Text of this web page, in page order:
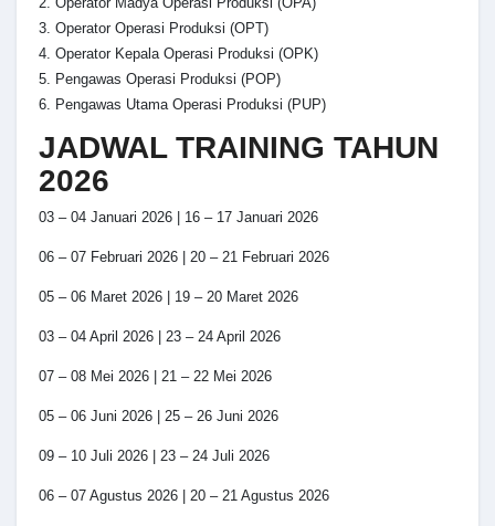
3. Operator Operasi Produksi (OPT)
4. Operator Kepala Operasi Produksi (OPK)
5. Pengawas Operasi Produksi (POP)
6. Pengawas Utama Operasi Produksi (PUP)
JADWAL TRAINING TAHUN
2026
03 – 04 Januari 2026 | 16 – 17 Januari 2026
06 – 07 Februari 2026 | 20 – 21 Februari 2026
05 – 06 Maret 2026 | 19 – 20 Maret 2026
03 – 04 April 2026 | 23 – 24 April 2026
07 – 08 Mei 2026 | 21 – 22 Mei 2026
05 – 06 Juni 2026 | 25 – 26 Juni 2026
09 – 10 Juli 2026 | 23 – 24 Juli 2026
06 – 07 Agustus 2026 | 20 – 21 Agustus 2026